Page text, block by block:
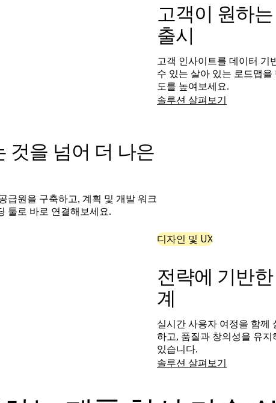
고객이 원하
출시
고객 인사이트를 데이터 기
수 있는 살아 있는 로드맵
도를 높여보세요.
솔루션 살펴보기
것을 넘어 더 나은
급원을 구축하고, 계획 및 개발 워크
툴로 바로 연결해보세요.
디자인 및 UX
전략에 기반
계
실시간 사용자 여정을 함께
하고, 품질과 창의성을 유
있습니다.
솔루션 살펴보기